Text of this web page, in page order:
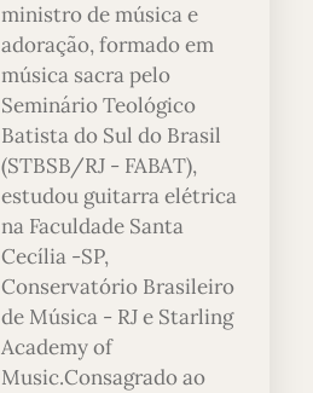
ministro de música e
adoração, formado em
música sacra pelo
Seminário Teológico
Batista do Sul do Brasil
(STBSB/RJ - FABAT),
estudou guitarra elétrica
na Faculdade Santa
Cecília -SP,
Conservatório Brasileiro
de Música - RJ e Starling
Academy of
Music.Consagrado ao